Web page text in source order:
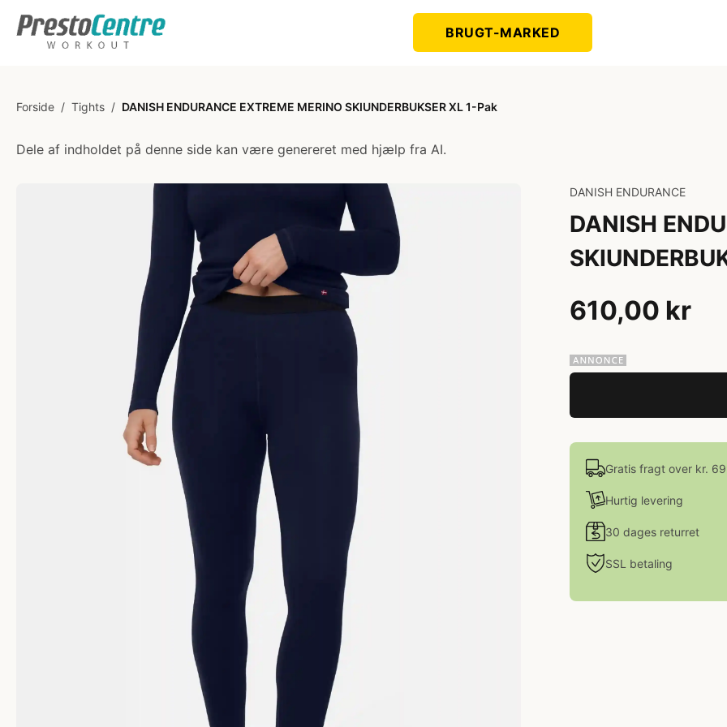
BRUGT-MARKED
Forside / Tights / DANISH ENDURANCE EXTREME MERINO SKIUNDERBUKSER XL 1-Pak
Dele af indholdet på denne side kan være genereret med hjælp fra AI.
DANISH ENDURANCE
DANISH
610,00 kr
Gratis fragt over kr.
Hurtig levering
30 dages returret
SSL betaling